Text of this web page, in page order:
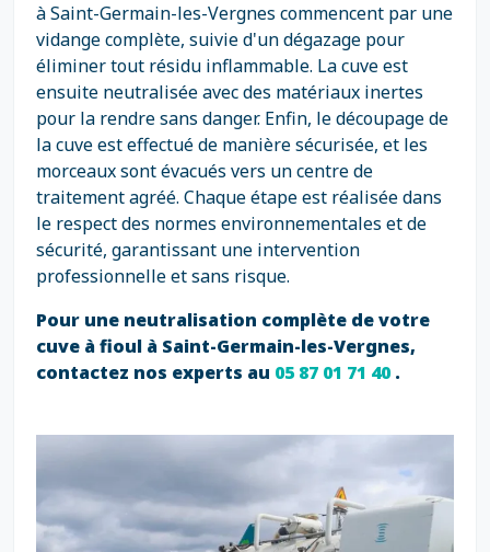
à Saint-Germain-les-Vergnes commencent par une
vidange complète, suivie d'un dégazage pour
éliminer tout résidu inflammable. La cuve est
ensuite neutralisée avec des matériaux inertes
pour la rendre sans danger. Enfin, le découpage de
la cuve est effectué de manière sécurisée, et les
morceaux sont évacués vers un centre de
traitement agréé. Chaque étape est réalisée dans
le respect des normes environnementales et de
sécurité, garantissant une intervention
professionnelle et sans risque.
Pour une neutralisation complète de votre
cuve à fioul à Saint-Germain-les-Vergnes,
contactez nos experts au 05 87 01 71 40.